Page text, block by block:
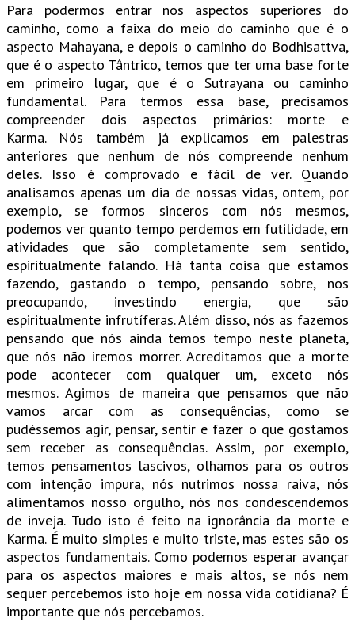
Para podermos entrar nos aspectos superiores do
caminho, como a faixa do meio do caminho que é o
aspecto Mahayana, e depois o caminho do Bodhisattva,
que é o aspecto Tântrico, temos que ter uma base forte
em primeiro lugar, que é o Sutrayana ou caminho
fundamental. Para termos essa base, precisamos
compreender dois aspectos primários: morte e
Karma. Nós também já explicamos em palestras
anteriores que nenhum de nós compreende nenhum
deles. Isso é comprovado e fácil de ver. Quando
analisamos apenas um dia de nossas vidas, ontem, por
exemplo, se formos sinceros com nós mesmos,
podemos ver quanto tempo perdemos em futilidade, em
atividades que são completamente sem sentido,
espiritualmente falando. Há tanta coisa que estamos
fazendo, gastando o tempo, pensando sobre, nos
preocupando, investindo energia, que são
espiritualmente infrutíferas. Além disso, nós as fazemos
pensando que nós ainda temos tempo neste planeta,
que nós não iremos morrer. Acreditamos que a morte
pode acontecer com qualquer um, exceto nós
mesmos. Agimos de maneira que pensamos que não
vamos arcar com as consequências, como se
pudéssemos agir, pensar, sentir e fazer o que gostamos
sem receber as consequências. Assim, por exemplo,
temos pensamentos lascivos, olhamos para os outros
com intenção impura, nós nutrimos nossa raiva, nós
alimentamos nosso orgulho, nós nos condescendemos
de inveja. Tudo isto é feito na ignorância da morte e
Karma. É muito simples e muito triste, mas estes são os
aspectos fundamentais. Como podemos esperar avançar
para os aspectos maiores e mais altos, se nós nem
sequer percebemos isto hoje em nossa vida cotidiana? É
importante que nós percebamos.